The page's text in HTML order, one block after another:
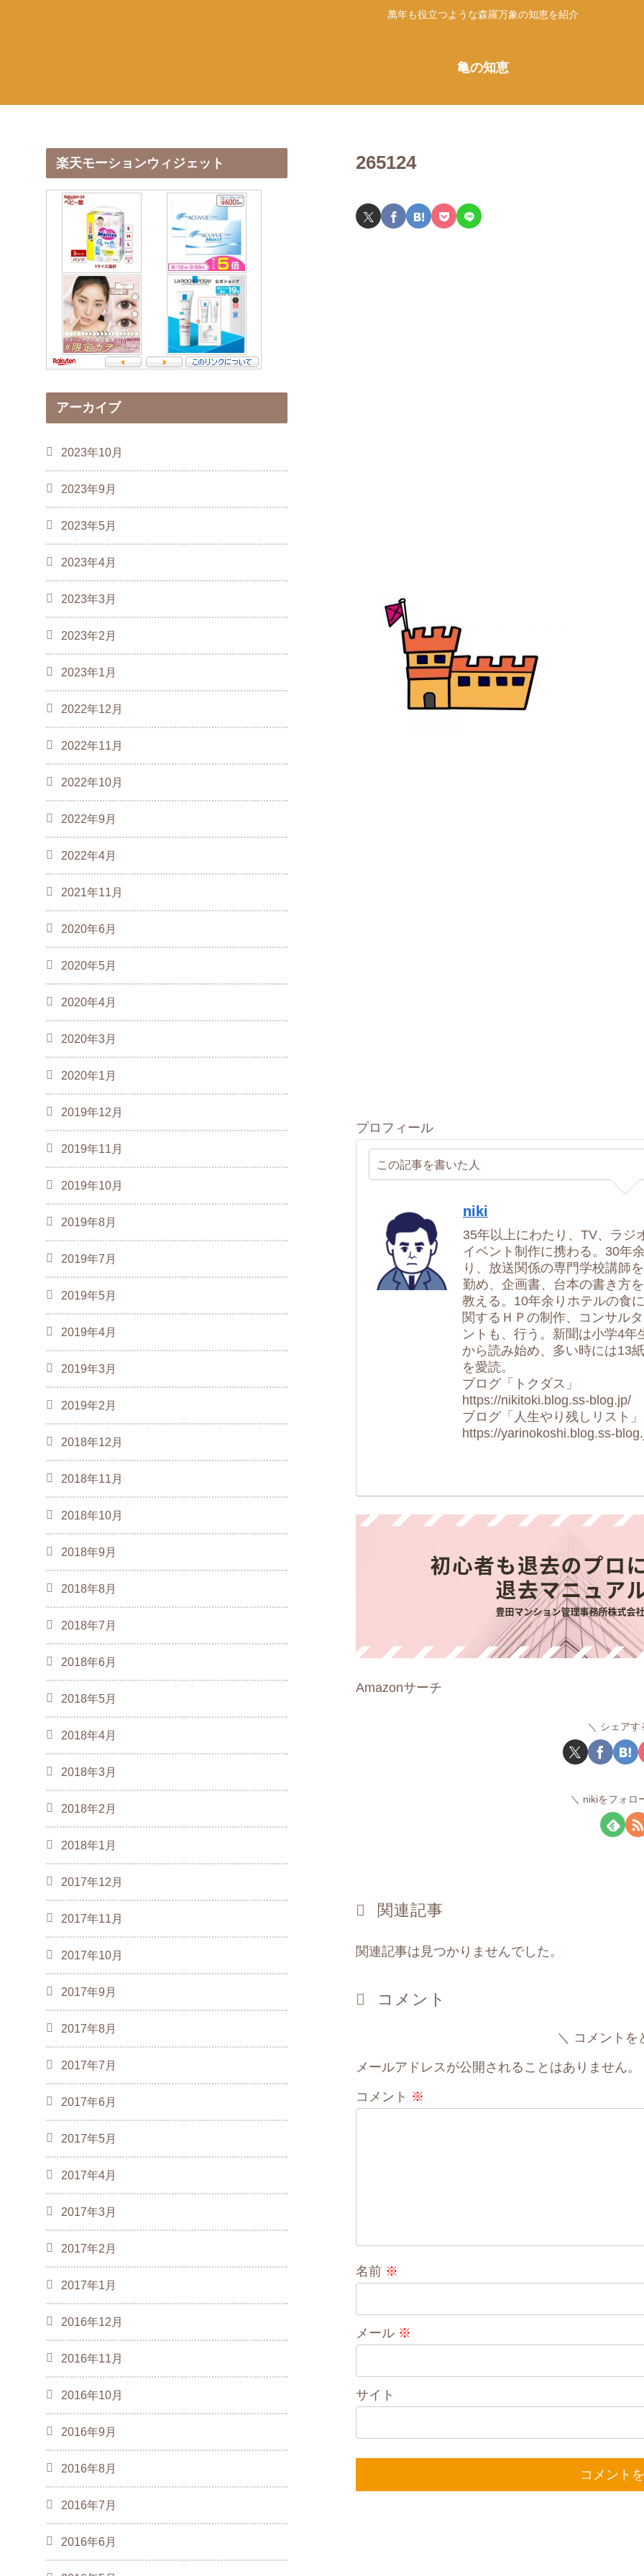
萬年も役立つような森羅万象の知恵を紹介
亀の知恵
265124
プロフィール
この記事を書いた人
niki
35年以上にわたり、TV、ラジ
イベント制作に携わる。30年
り、放送関係の専門学校講師を
勤め、企画書、台本の書き方を
教える。10年余りホテルの食に
関するＨＰの制作、コンサルタ
ントも、行う。新聞は小学4年
から読み始め、多い時には13紙
を愛読。
ブログ「トクダス」
https://nikitoki.blog.ss-blog.jp/
ブログ「人生やり残しリスト」
https://yarinokoshi.blog.ss-
Amazonサーチ
シェアす
nikiをフォロ
関連記事
関連記事は見つかりませんでした。
コメント
コメント
メールアドレスが公開されることはありません。
コメント ※
名前 ※
メール ※
サイト
楽天モーションウィジェット
アーカイブ
2023年10月
2023年9月
2023年5月
2023年4月
2023年3月
2023年2月
2023年1月
2022年12月
2022年11月
2022年10月
2022年9月
2022年4月
2021年11月
2020年6月
2020年5月
2020年4月
2020年3月
2020年1月
2019年12月
2019年11月
2019年10月
2019年8月
2019年7月
2019年5月
2019年4月
2019年3月
2019年2月
2018年12月
2018年11月
2018年10月
2018年9月
2018年8月
2018年7月
2018年6月
2018年5月
2018年4月
2018年3月
2018年2月
2018年1月
2017年12月
2017年11月
2017年10月
2017年9月
2017年8月
2017年7月
2017年6月
2017年5月
2017年4月
2017年3月
2017年2月
2017年1月
2016年12月
2016年11月
2016年10月
2016年9月
2016年8月
2016年7月
2016年6月